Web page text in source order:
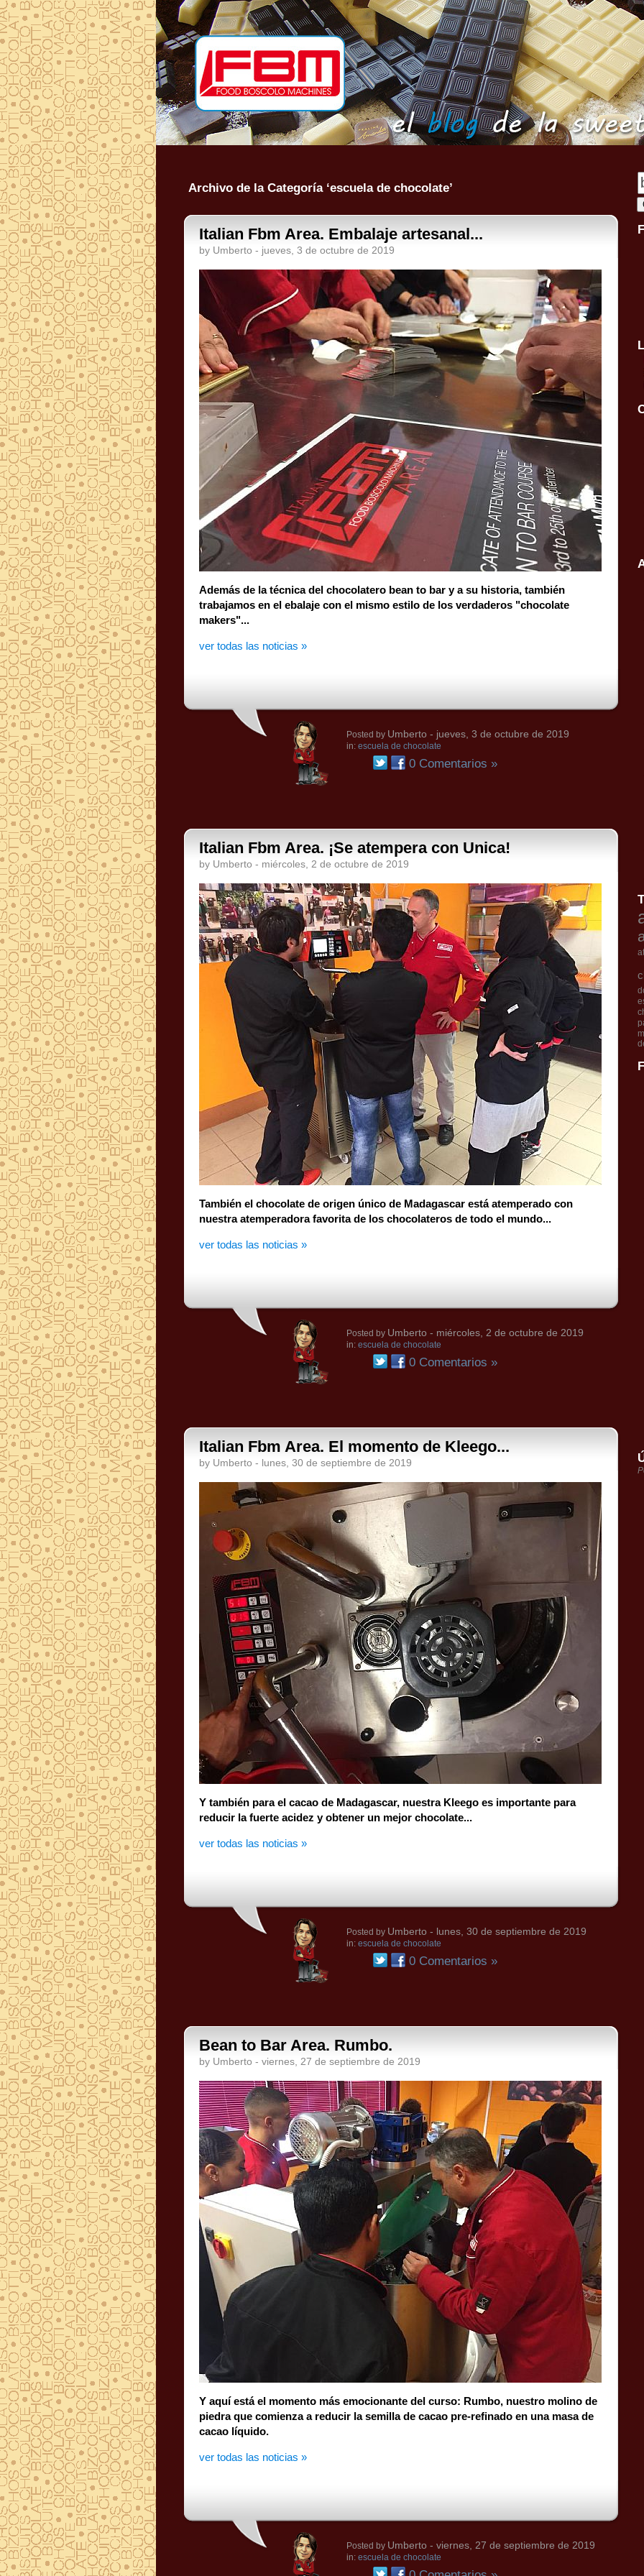
Archivo de la Categoría ‘escuela de chocolate’
Italian Fbm Area. Embalaje artesanal...
by Umberto - jueves, 3 de octubre de 2019
Además de la técnica del chocolatero bean to bar y a su historia, también
trabajamos en el ebalaje con el mismo estilo de los verdaderos "chocolate
makers"...
ver todas las noticias »
Posted by Umberto - jueves, 3 de octubre de 2019
in: escuela de chocolate
0 Comentarios »
Italian Fbm Area. ¡Se atempera con Unica!
by Umberto - miércoles, 2 de octubre de 2019
También el chocolate de origen único de Madagascar está atemperado con
nuestra atemperadora favorita de los chocolateros de todo el mundo...
ver todas las noticias »
Posted by Umberto - miércoles, 2 de octubre de 2019
in: escuela de chocolate
0 Comentarios »
Italian Fbm Area. El momento de Kleego...
by Umberto - lunes, 30 de septiembre de 2019
Y también para el cacao de Madagascar, nuestra Kleego es importante para
reducir la fuerte acidez y obtener un mejor chocolate...
ver todas las noticias »
Posted by Umberto - lunes, 30 de septiembre de 2019
in: escuela de chocolate
0 Comentarios »
Bean to Bar Area. Rumbo.
by Umberto - viernes, 27 de septiembre de 2019
Y aquí está el momento más emocionante del curso: Rumbo, nuestro molino de
piedra que comienza a reducir la semilla de cacao pre-refinado en una masa de
cacao líquido.
ver todas las noticias »
Posted by Umberto - viernes, 27 de septiembre de 2019
in: escuela de chocolate